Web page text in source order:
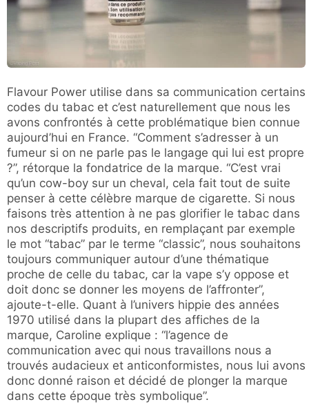
Flavour Power utilise dans sa communication certains
codes du tabac et c’est naturellement que nous les
avons confrontés à cette problématique bien connue
aujourd’hui en France. “Comment s’adresser à un
fumeur si on ne parle pas le langage qui lui est propre
?”, rétorque la fondatrice de la marque. “C’est vrai
qu’un cow-boy sur un cheval, cela fait tout de suite
penser à cette célèbre marque de cigarette. Si nous
faisons très attention à ne pas glorifier le tabac dans
nos descriptifs produits, en remplaçant par exemple
le mot “tabac” par le terme “classic”, nous souhaitons
toujours communiquer autour d’une thématique
proche de celle du tabac, car la vape s’y oppose et
doit donc se donner les moyens de l’affronter”,
ajoute-t-elle. Quant à l’univers hippie des années
1970 utilisé dans la plupart des affiches de la
marque, Caroline explique : “l’agence de
communication avec qui nous travaillons nous a
trouvés audacieux et anticonformistes, nous lui avons
donc donné raison et décidé de plonger la marque
dans cette époque très symbolique”.